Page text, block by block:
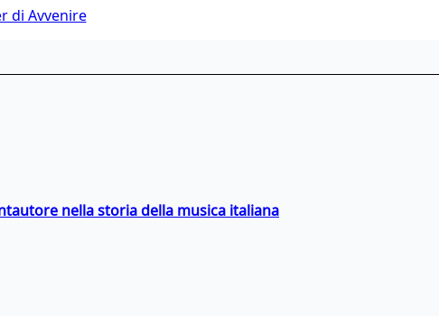
di Avvenire
nella storia della musica italiana